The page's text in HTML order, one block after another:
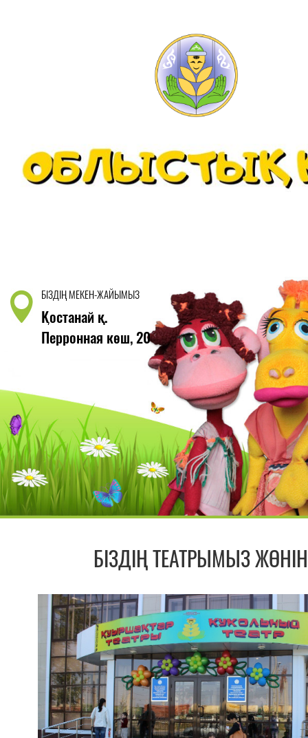
БІЗДІҢ МЕКЕН-ЖАЙЫМЫЗ
Қостанай қ.
Перронная көш, 20
БІЗДІҢ ТЕАТРЫМЫЗ